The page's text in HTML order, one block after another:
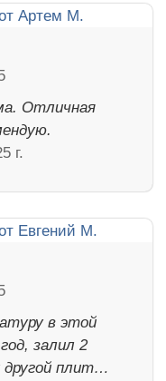
Отличная
г.
в этой
залил 2
плит…